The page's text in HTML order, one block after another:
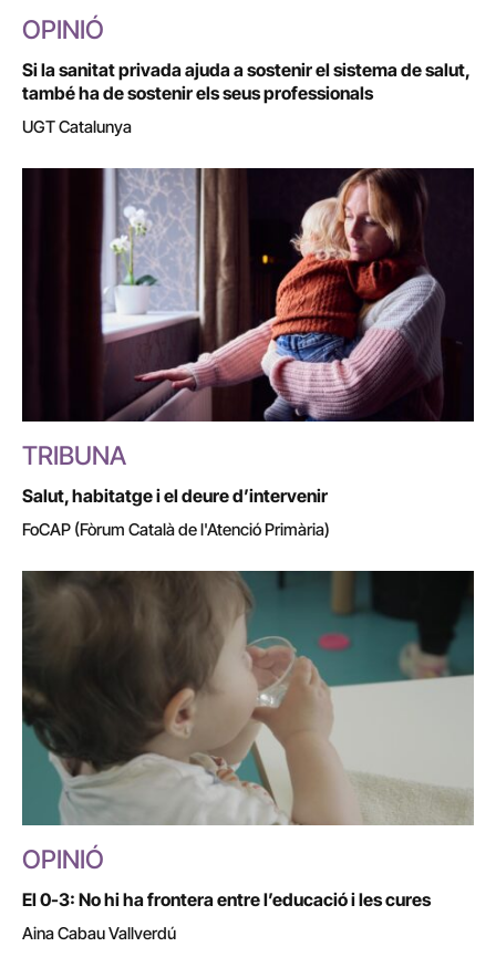
OPINIÓ
Si la sanitat privada ajuda a sostenir el sistema de salut,
també ha de sostenir els seus professionals
UGT Catalunya
TRIBUNA
Salut, habitatge i el deure d’intervenir
FoCAP (Fòrum Català de l'Atenció Primària)
OPINIÓ
El 0-3: No hi ha frontera entre l’educació i les cures
Aina Cabau Vallverdú